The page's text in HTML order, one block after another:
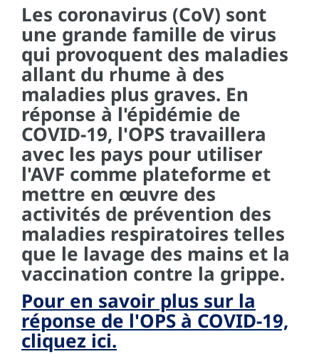
Les coronavirus (CoV) sont
une grande famille de virus
qui provoquent des maladies
allant du rhume à des
maladies plus graves. En
réponse à l'épidémie de
COVID-19, l'OPS travaillera
avec les pays pour utiliser
l'AVF comme plateforme et
mettre en œuvre des
activités de prévention des
maladies respiratoires telles
que le lavage des mains et la
vaccination contre la grippe.
Pour en savoir plus sur la
réponse de l'OPS à COVID-19,
cliquez ici.